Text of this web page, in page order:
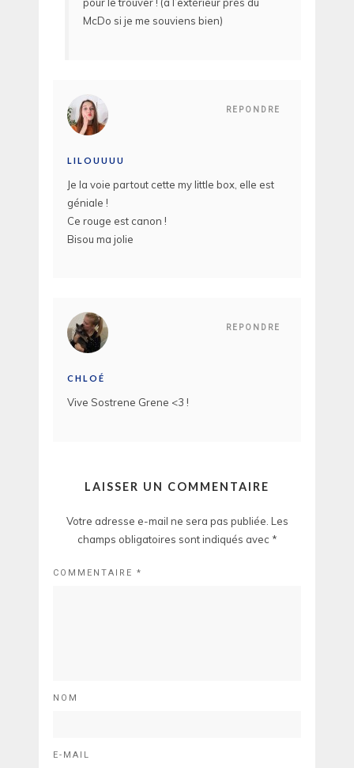
pour le trouver ! (à l’extérieur près du
McDo si je me souviens bien)
REPONDRE
LILOUUUU
Je la voie partout cette my little box, elle est
géniale !
Ce rouge est canon !
Bisou ma jolie
REPONDRE
CHLOÉ
Vive Sostrene Grene <3 !
LAISSER UN COMMENTAIRE
Votre adresse e-mail ne sera pas publiée. Les
champs obligatoires sont indiqués avec *
COMMENTAIRE *
NOM
E-MAIL